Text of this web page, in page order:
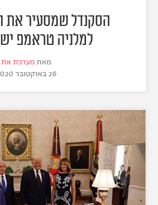
הסקנדל שמסעיר
למלניה טראמפ
מאת מערכת את
26 באוקטובר 2020